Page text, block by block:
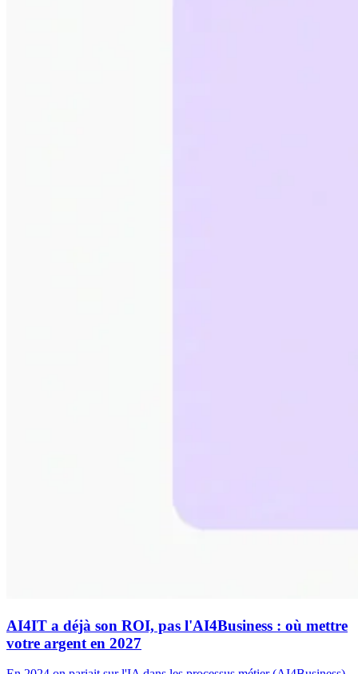
AI4IT a déjà son ROI, pas l'AI4Business : où mettre
votre argent en 2027